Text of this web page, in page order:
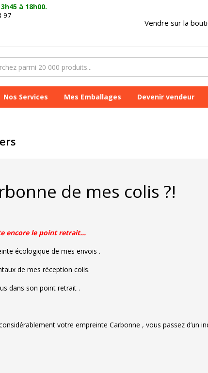
à 18h00.
97
Vendre sur la
Nos Services Mes Emballages Devenir vendeur
de mes colis ?!
encore le point retrait…
écologique de mes envois .
de mes réception colis.
dans son point retrait .
votre empreinte Carbonne , vous passez d’un